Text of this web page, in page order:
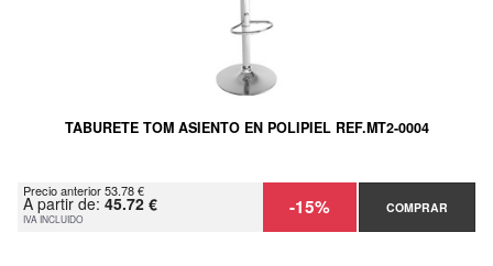
TABURETE TOM ASIENTO EN POLIPIEL REF.MT2-0004
Precio anterior 53.78 €
A partir de: 45.72 €
IVA INCLUIDO -15% COMPRAR